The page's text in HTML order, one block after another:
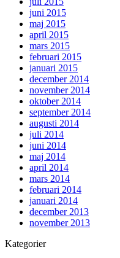
juni 2015
maj 2015
april 2015
mars 2015
februari 2015
januari 2015
december 2014
november 2014
oktober 2014
september 2014
augusti 2014
juli 2014
juni 2014
maj 2014
april 2014
mars 2014
februari 2014
januari 2014
december 2013
november 2013
Kategorier